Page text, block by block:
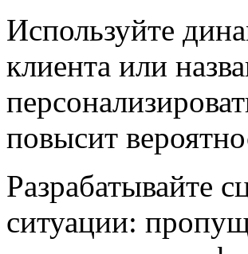
Используйте
клиента или
повысит
Разрабатывайте
ситуации: